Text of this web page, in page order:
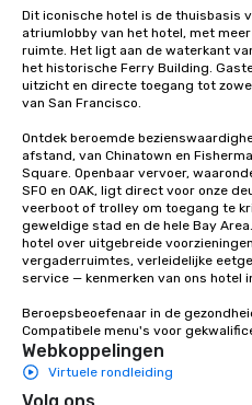
Dit iconische hotel is de thuisbasis
atriumlobby van het hotel, met
ruimte. Het ligt aan de waterkant
het historische Ferry Building.
uitzicht en directe toegang tot
van San Francisco.
Ontdek beroemde
afstand, van Chinatown en
Square. Openbaar vervoer,
SFO en OAK, ligt direct voor onze
veerboot of trolley om toegang te
geweldige stad en de hele Bay
hotel over uitgebreide
vergaderruimtes, verleidelijke
service — kenmerken van ons hotel
Beroepsbeoefenaar in de
Compatibele menu's voor
Webkoppelingen
Virtuele rondleiding